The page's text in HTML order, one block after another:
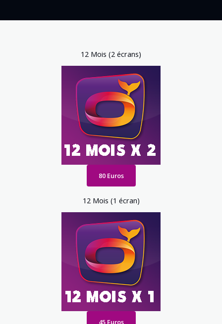
12 Mois (2 écrans)
80 Euros
12 Mois (1 écran)
45 Euros